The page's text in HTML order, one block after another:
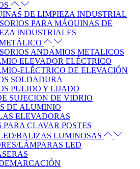
DE LIMPIEZA INDUSTRIAL
PARA MÁQUINAS DE
INDUSTRIALES
ANDAMIOS METALICOS
ELEVADOR ELÉCTRICO
ELÉCTRICO DE ELEVACIÓN
SOLDADURA
PULIDO Y LIJADO
SUJECION DE VIDRIO
DE ALUMINIO
ELEVADORAS
CLAVAR POSTES
BALIZAS LUMINOSAS
LÁMPARAS LED